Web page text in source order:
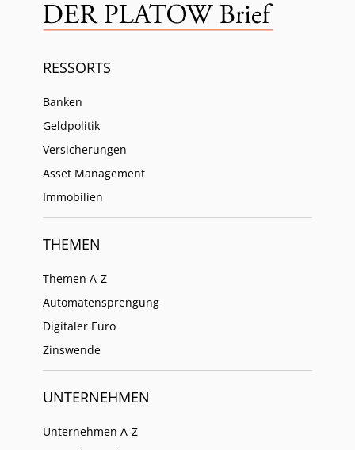
RESSORTS
Banken
Geldpolitik
Versicherungen
Asset Management
Immobilien
THEMEN
Themen A-Z
Automatensprengung
Digitaler Euro
Zinswende
UNTERNEHMEN
Unternehmen A-Z